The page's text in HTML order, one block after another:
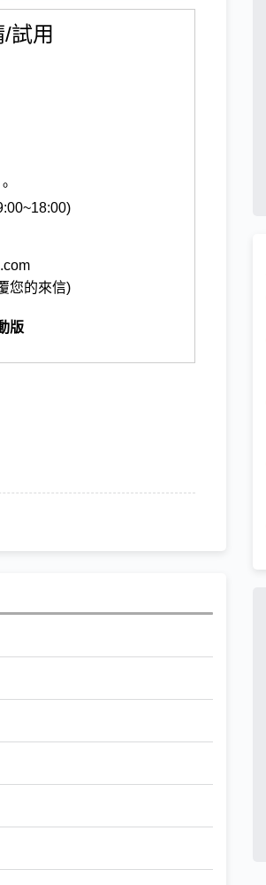
試用
您的來信)
版